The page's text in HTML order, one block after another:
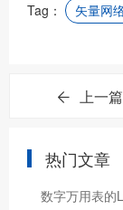
Tag： 矢量网
上一篇
热门文章
数字万用表的